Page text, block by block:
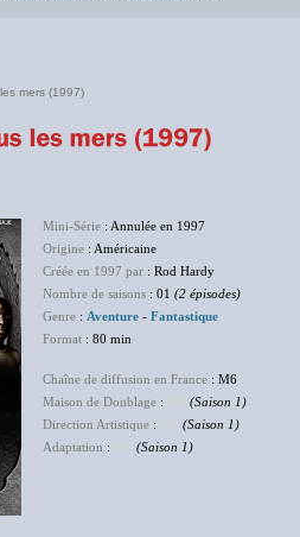
mers (1997)
Mini-Série : Annulée en 1997
Origine : Américaine
Créée en 1997 par : Rod Hardy
Nombre de saisons : 01 (2 épisodes)
Genre : Aventure - Fantastique
Format : 80 min
Chaîne de diffusion en France : M6
Maison de Doublage :
(Saison 1)
Direction Artistique :
(Saison 1)
Adaptation : (Saison 1)